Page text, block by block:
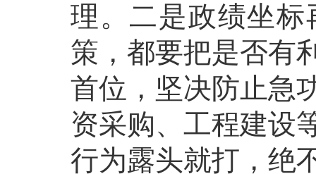
理。二是政绩坐
策，都要把是否有
首位，坚决防止急
资采购、工程建设
行为露头就打，绝